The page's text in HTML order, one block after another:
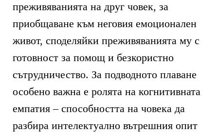
преживяванията на друг човек, за
приобщаване към неговия емоционален
живот, споделяйки преживяванията му с
готовност за помощ и безкористно
сътрудничество. За подводното плаване
особено важна е ролята на когнитивната
емпатия – способността на човека да
разбира интелектуално вътрешния опит